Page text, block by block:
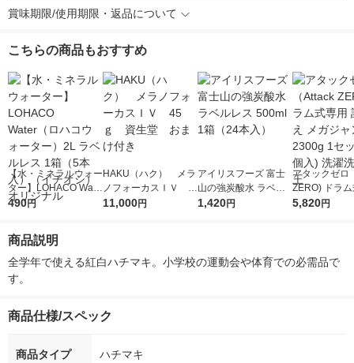
賞味期限/使用期限・返品について
こちらの商品もおすすめ
【水・ミネラルウォー
ター】LOHACO Wate
r（ロハコウォータ
シ） オリジナル
490円
HAKU（ハク） メラ
ノフォーカスＩＶ 4
5ｇ 資生堂 おまけ
11,000円
アイリスフーズ 富士
山の強炭酸水 ラベル
レス 500ml 1箱（24
1,420円
アタックゼロ
ZERO) ドラ
詰め替え メガ
5,820円
商品説明
全学年で使える紅白ハチマキ。小学校の運動会や体育での必需品で
す。
商品仕様/スペック
商品タイプ ハチマキ